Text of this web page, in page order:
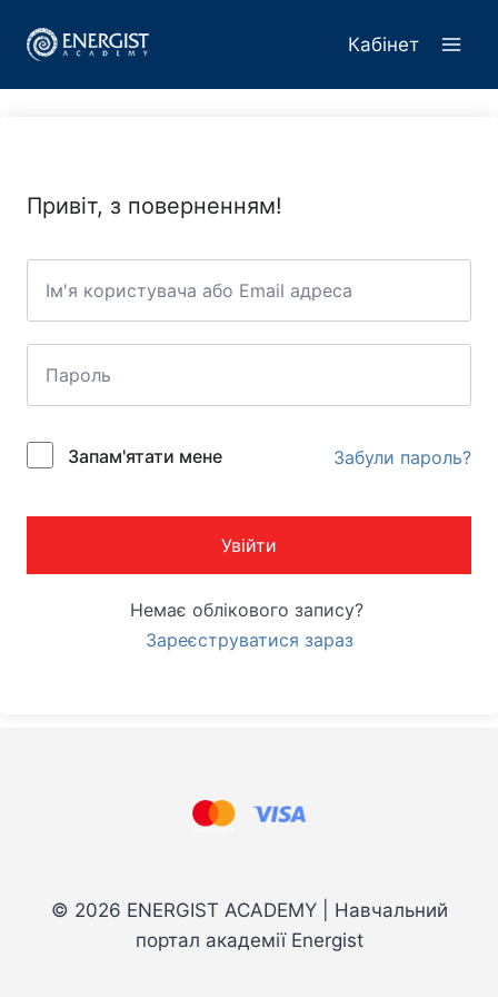
Кабінет
Привіт, з поверненням!
Запам'ятати мене Забули пароль?
Увійти
Немає облікового запису?
Зареєструватися зараз
© 2026 ENERGIST ACADEMY | Навчальний
портал академії Energist